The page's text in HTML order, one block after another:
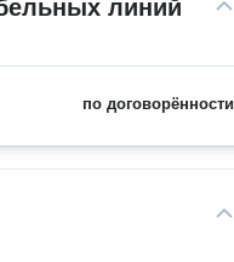
линий
по договорённости